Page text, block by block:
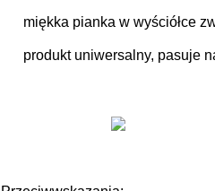
miękka pianka w wyściółce
produkt uniwersalny, pasuje